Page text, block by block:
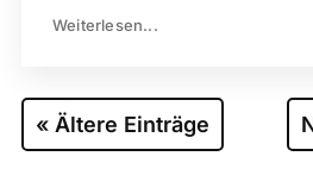
Weiterlesen...
« Ältere Einträge